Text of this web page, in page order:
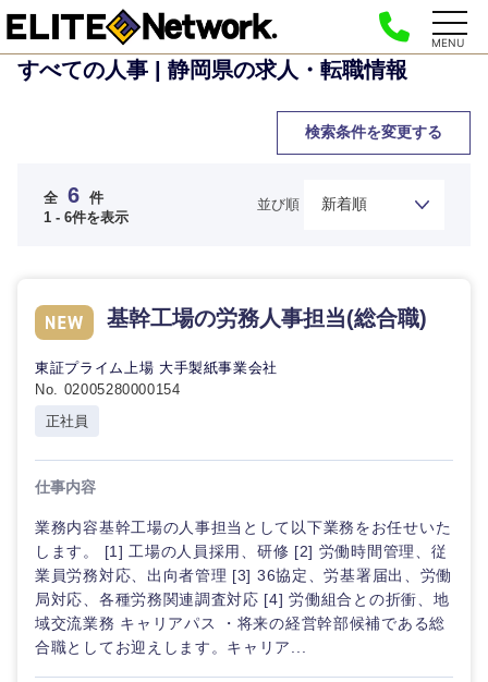
MENU
すべての人事 | 静岡県の求人・転職情報
検索条件を変更する
ご希望の職種を選択してください
経営企
画・事業
すべての経営企画・事業企
ご希望の職種を選択してください
経営企画・事業企画
経営ボード
ご希望の業界を選択してください
商社・卸
ご希望の勤務地を選択してください
北海道・東北地方
ご希望条件を入力ください
希望年収
全 6 件
1 - 6件を表示
並び順
基幹工場の労務人事担当(総合職)
東証プライム上場 大手製紙事業会社
No. 02005280000154
正社員
仕事内容
業務内容基幹工場の人事担当として以下業務をお任せいた
します。 [1] 工場の人員採用、研修 [2] 労働時間管理、従
業員労務対応、出向者管理 [3] 36協定、労基署届出、労働
局対応、各種労務関連調査対応 [4] 労働組合との折衝、地
域交流業務 キャリアパス ・将来の経営幹部候補である総
合職としてお迎えします。キャリア...